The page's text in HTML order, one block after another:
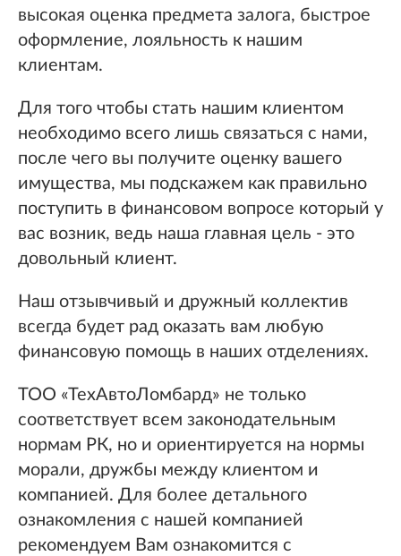
высокая оценка предмета залога, быстрое
оформление, лояльность к нашим
клиентам.
Для того чтобы стать нашим клиентом
необходимо всего лишь связаться с нами,
после чего вы получите оценку вашего
имущества, мы подскажем как правильно
поступить в финансовом вопросе который у
вас возник, ведь наша главная цель - это
довольный клиент.
Наш отзывчивый и дружный коллектив
всегда будет рад оказать вам любую
финансовую помощь в наших отделениях.
ТОО «ТехАвтоЛомбард» не только
соответствует всем законодательным
нормам РК, но и ориентируется на нормы
морали, дружбы между клиентом и
компанией. Для более детального
ознакомления с нашей компанией
рекомендуем Вам ознакомится с